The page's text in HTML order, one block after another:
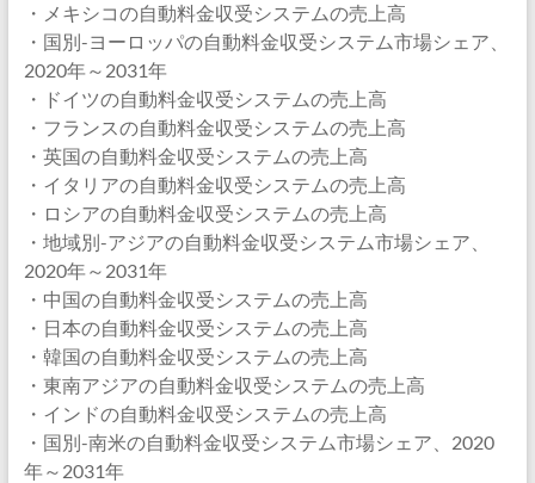
・メキシコの自動料金収受システムの売上高
・国別-ヨーロッパの自動料金収受システム市場シェア、
2020年～2031年
・ドイツの自動料金収受システムの売上高
・フランスの自動料金収受システムの売上高
・英国の自動料金収受システムの売上高
・イタリアの自動料金収受システムの売上高
・ロシアの自動料金収受システムの売上高
・地域別-アジアの自動料金収受システム市場シェア、
2020年～2031年
・中国の自動料金収受システムの売上高
・日本の自動料金収受システムの売上高
・韓国の自動料金収受システムの売上高
・東南アジアの自動料金収受システムの売上高
・インドの自動料金収受システムの売上高
・国別-南米の自動料金収受システム市場シェア、2020
年～2031年